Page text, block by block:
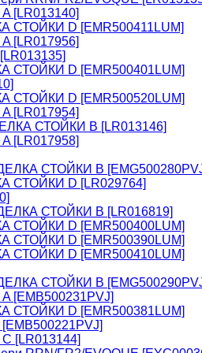
[LR013140]
D [EMR500411LUM]
[LR017956]
D [EMR500401LUM]
D [EMR500520LUM]
[LR017954]
СТОЙКИ B [LR013146]
[LR017958]
СТОЙКИ B
СТОЙКИ D [LR029764]
СТОЙКИ B [LR016819]
D [EMR500400LUM]
D [EMR500390LUM]
D [EMR500410LUM]
СТОЙКИ B
[EMB500231PVJ]
D [EMR500381LUM]
[LR013144]